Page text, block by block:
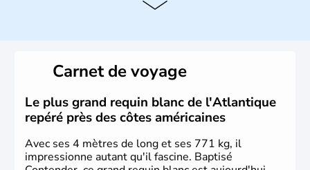
Plusieurs populations se sont succédées avant l'arrivée
des européens, suite à la découverte du continent par
Christophe Colomb en 1492. Les 13 colonies
britanniques proclament la Déclaration d'indépendance
en 1776 et adoptent leur première constitution en 1787.
La conquête de l'Ouest marque ensuite l'entrée dans une
phase de développement intense.
Carnet de voyage
Le plus grand requin blanc de l'Atlantique
repéré près des côtes américaines
Avec ses 4 mètres de long et ses 771 kg, il
impressionne autant qu'il fascine. Baptisé